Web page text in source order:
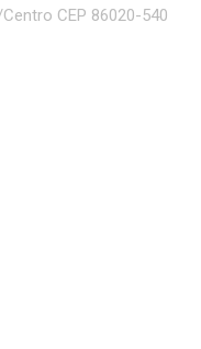
CEP 86020-540